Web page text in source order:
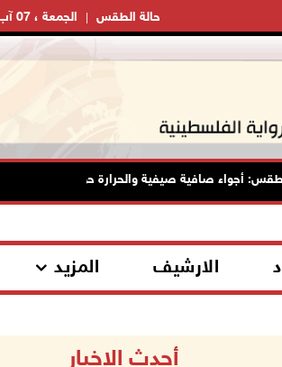
الجمعة ، 07 آب ، 2026 حالة الطقس
صافية صيفية والحرارة حول معدلها العام
الارشيف المزيد
أحدث الاخبار